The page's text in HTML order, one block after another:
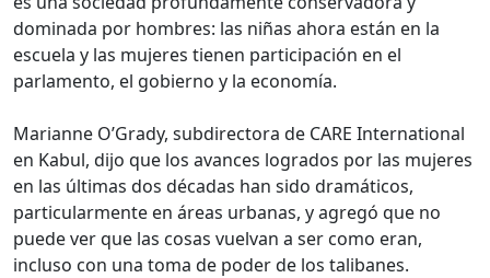
dominada por hombres: las niñas ahora están en la
escuela y las mujeres tienen participación en el
parlamento, el gobierno y la economía.
Marianne O’Grady, subdirectora de CARE International
en Kabul, dijo que los avances logrados por las mujeres
en las últimas dos décadas han sido dramáticos,
particularmente en áreas urbanas, y agregó que no
puede ver que las cosas vuelvan a ser como eran,
incluso con una toma de poder de los talibanes.